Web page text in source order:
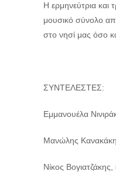
Η ερμηνεύτρια και
μουσικό σύνολο
στο νησί μας όσο
ΣΥΝΤΕΛΕΣΤΕΣ:
Εμμανουέλα
Μανώλης
Νίκος Βογιατζάκης,